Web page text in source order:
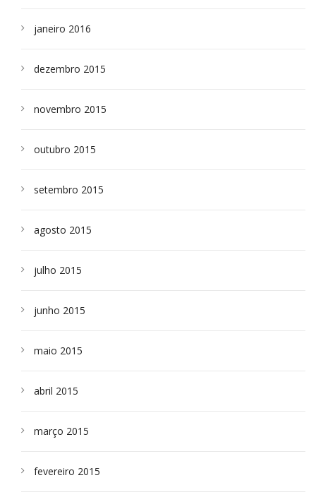
janeiro 2016
dezembro 2015
novembro 2015
outubro 2015
setembro 2015
agosto 2015
julho 2015
junho 2015
maio 2015
abril 2015
março 2015
fevereiro 2015